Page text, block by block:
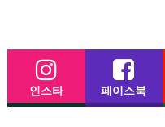
인스타 페이스북